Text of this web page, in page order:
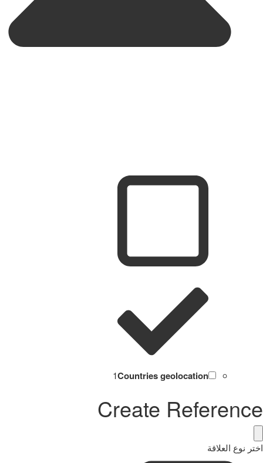
Countries geolocation
1
Create Reference
اختر نوع العلاقة